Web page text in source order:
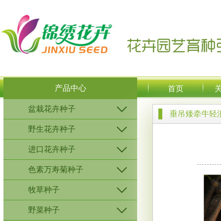
产品中心 首页
盆栽花卉种子
野生花卉种子
进口花卉种子
色素万寿菊种子
牧草种子
野菜种子
垂吊矮牵牛轻